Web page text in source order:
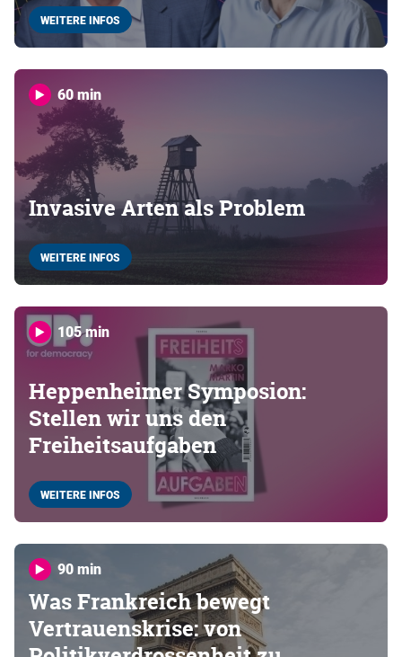
WEITERE INFOS
60 min
Invasive Arten als Problem
WEITERE INFOS
105 min
Heppenheimer Symposion:
Stellen wir uns den
Freiheitsaufgaben
WEITERE INFOS
90 min
Was Frankreich bewegt
Vertrauenskrise: von